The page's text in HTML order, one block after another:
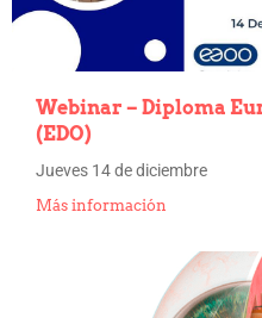
Webinar – Diploma
(EDO)
Jueves 14 de diciembre
Más información